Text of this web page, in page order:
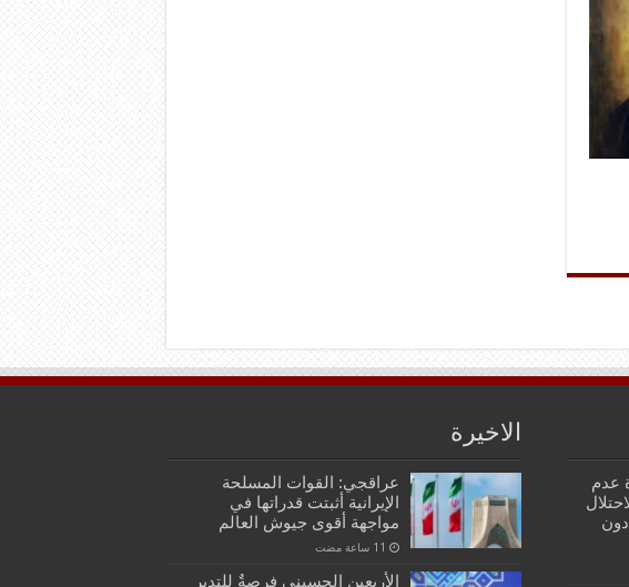
عدم
الاخيرة
عراقجي: القوات المسلحة
الإيرانية أثبتت قدراتها في
مواجهة أقوى جيوش العالم
الأربعين الحسيني فرصةٌ للتدبر